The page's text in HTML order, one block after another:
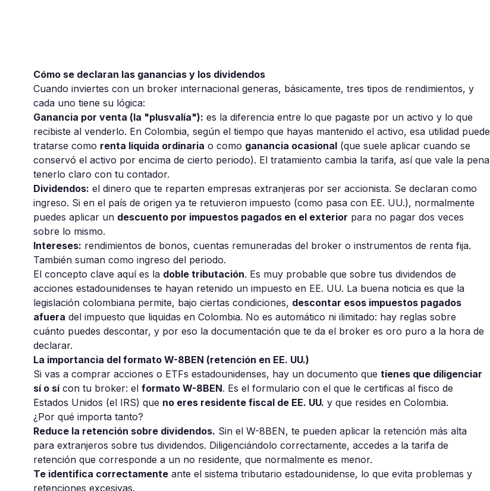
Cómo se declaran las ganancias y los dividendos
Cuando inviertes con un broker internacional generas, básicamente, tres tipos de rendimientos, y
cada uno tiene su lógica:
Ganancia por venta (la "plusvalía"): es la diferencia entre lo que pagaste por un activo y lo que
recibiste al venderlo. En Colombia, según el tiempo que hayas mantenido el activo, esa utilidad puede
tratarse como renta líquida ordinaria o como ganancia ocasional (que suele aplicar cuando se
conservó el activo por encima de cierto periodo). El tratamiento cambia la tarifa, así que vale la pena
tenerlo claro con tu contador.
Dividendos: el dinero que te reparten empresas extranjeras por ser accionista. Se declaran como
ingreso. Si en el país de origen ya te retuvieron impuesto (como pasa con EE. UU.), normalmente
puedes aplicar un descuento por impuestos pagados en el exterior para no pagar dos veces
sobre lo mismo.
Intereses: rendimientos de bonos, cuentas remuneradas del broker o instrumentos de renta fija.
También suman como ingreso del periodo.
El concepto clave aquí es la doble tributación. Es muy probable que sobre tus dividendos de
acciones estadounidenses te hayan retenido un impuesto en EE. UU. La buena noticia es que la
legislación colombiana permite, bajo ciertas condiciones, descontar esos impuestos pagados
afuera del impuesto que liquidas en Colombia. No es automático ni ilimitado: hay reglas sobre
cuánto puedes descontar, y por eso la documentación que te da el broker es oro puro a la hora de
declarar.
La importancia del formato W-8BEN (retención en EE. UU.)
Si vas a comprar acciones o ETFs estadounidenses, hay un documento que tienes que diligenciar
sí o sícon tu broker: el formato W-8BEN. Es el formulario con el que le certificas al fisco de
Estados Unidos (el IRS) que no eres residente fiscal de EE. UU. y que resides en Colombia.
¿Por qué importa tanto?
Reduce la retención sobre dividendos. Sin el W-8BEN, te pueden aplicar la retención más alta
para extranjeros sobre tus dividendos. Diligenciándolo correctamente, accedes a la tarifa de
retención que corresponde a un no residente, que normalmente es menor.
Te identifica correctamente ante el sistema tributario estadounidense, lo que evita problemas y
retenciones excesivas.